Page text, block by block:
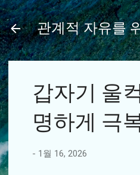
관계적 자유를
갑자기 울
명하게 극
- 1월 16, 2026